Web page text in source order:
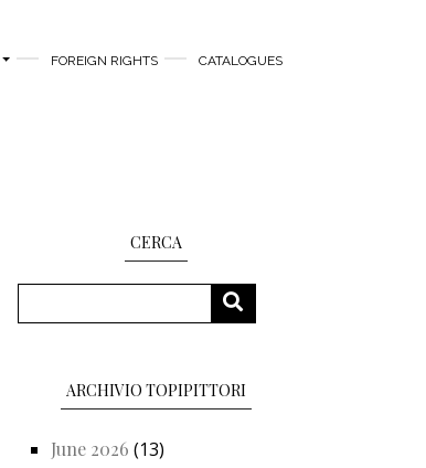
FOREIGN RIGHTS CATALOGUES
CERCA
SEARCH
ARCHIVIO TOPIPITTORI
June 2026 (13)